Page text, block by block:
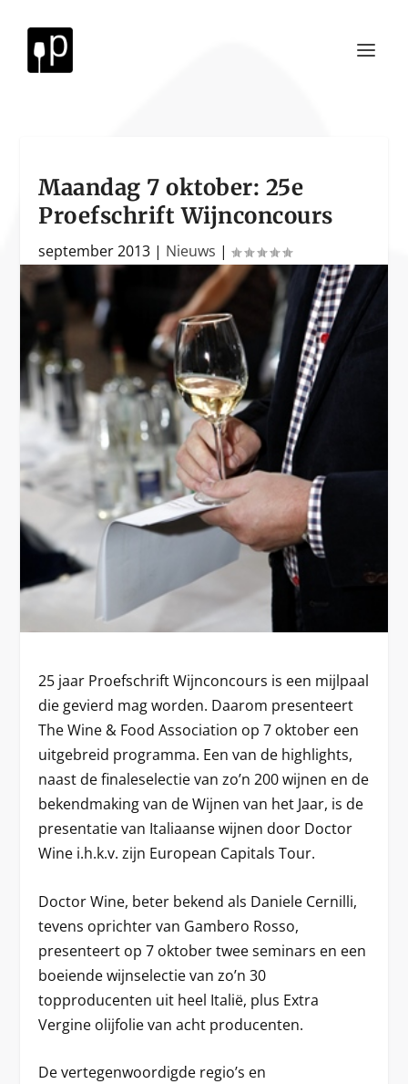
Maandag 7 oktober: 25e
Proefschrift Wijnconcours
september 2013 | Nieuws |
25 jaar Proefschrift Wijnconcours is een mijlpaal
die gevierd mag worden. Daarom presenteert
The Wine & Food Association op 7 oktober een
uitgebreid programma. Een van de highlights,
naast de finaleselectie van zo’n 200 wijnen en de
bekendmaking van de Wijnen van het Jaar, is de
presentatie van Italiaanse wijnen door Doctor
Wine i.h.k.v. zijn European Capitals Tour.
Doctor Wine, beter bekend als Daniele Cernilli,
tevens oprichter van Gambero Rosso,
presenteert op 7 oktober twee seminars en een
boeiende wijnselectie van zo’n 30
topproducenten uit heel Italië, plus Extra
Vergine olijfolie van acht producenten.
De vertegenwoordigde regio’s en